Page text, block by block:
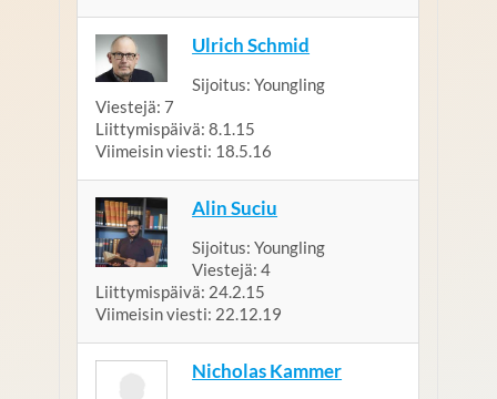
Ulrich Schmid
Sijoitus: Youngling
Viestejä: 7
Liittymispäivä: 8.1.15
Viimeisin viesti: 18.5.16
Alin Suciu
Sijoitus: Youngling
Viestejä: 4
Liittymispäivä: 24.2.15
Viimeisin viesti: 22.12.19
Nicholas Kammer